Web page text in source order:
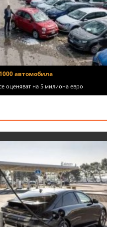
автомобила
оценяват на 5 милиона евро